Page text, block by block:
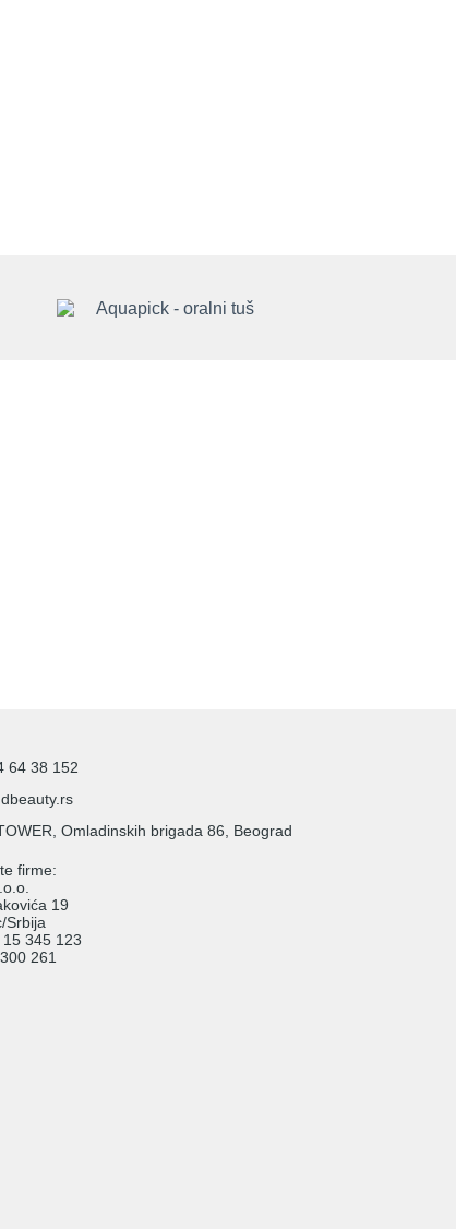
64 38 152
Omladinskih brigada 86, Beograd
firme:
19
Srbija
345 123
261